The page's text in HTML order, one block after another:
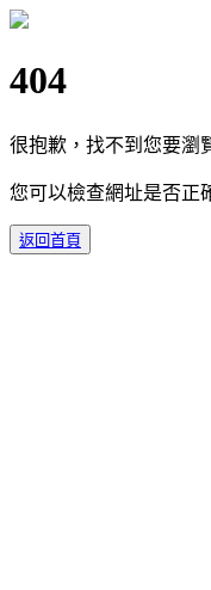
404
很抱歉，找不到您要瀏
您可以檢查網址是否正
返回首頁